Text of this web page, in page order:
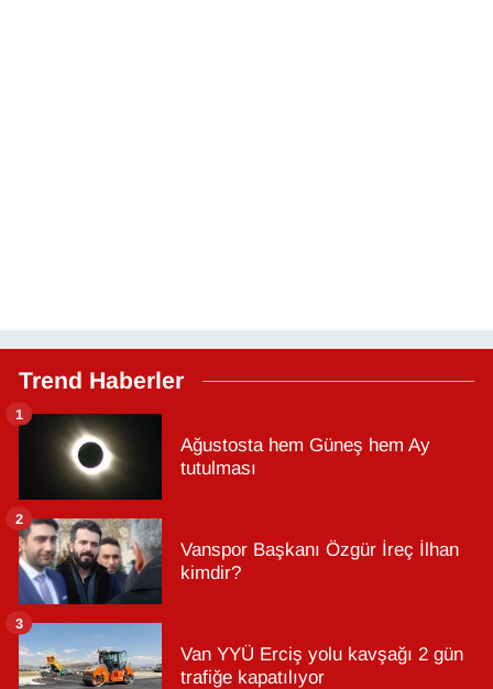
Trend Haberler
Ağustosta hem Güneş hem Ay
tutulması
1
Vanspor Başkanı Özgür İreç İlhan
kimdir?
2
Van YYÜ Erciş yolu kavşağı 2 gün
trafiğe kapatılıyor
3